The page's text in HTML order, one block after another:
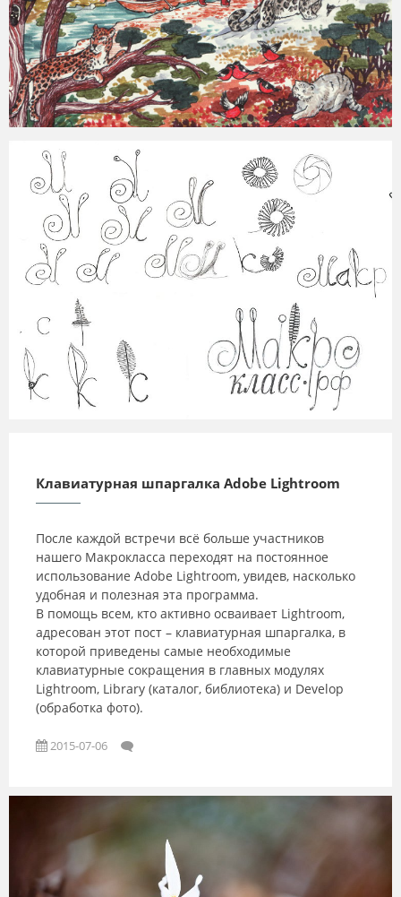
2015-07-11
Клавиатурная шпаргалка Adobe Lightroom
После каждой встречи всё больше участников
нашего Макрокласса переходят на постоянное
использование Adobe Lightroom, увидев, насколько
удобная и полезная эта программа.
В помощь всем, кто активно осваивает Lightroom,
адресован этот пост – клавиатурная шпаргалка, в
которой приведены самые необходимые
клавиатурные сокращения в главных модулях
Lightroom, Library (каталог, библиотека) и Develop
(обработка фото).
2015-07-06